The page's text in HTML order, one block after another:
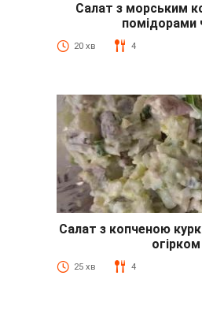
Салат з морським
помідорами
20 хв 4
Салат з копченою
огірком
25 хв 4